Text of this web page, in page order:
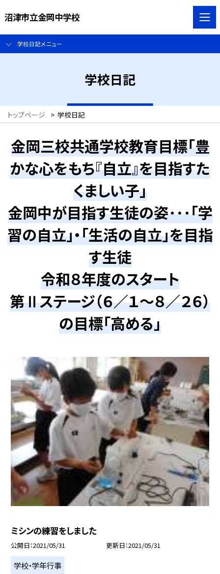
沼津市立金岡中学校
学校日記メニュー
学校日記
トップページ > 学校日記
金岡三校共通学校教育目標「豊
かな心をもち『自立』を目指すた
くましい子」
金岡中が目指す生徒の姿･･･「学
習の自立」・「生活の自立」を目指
す生徒
令和８年度のスタート
第Ⅱステージ（６／１～８／２６）
の目標「高める」
ミシンの練習をしました
公開日 2021/05/31 更新日 2021/05/31
学校・学年行事